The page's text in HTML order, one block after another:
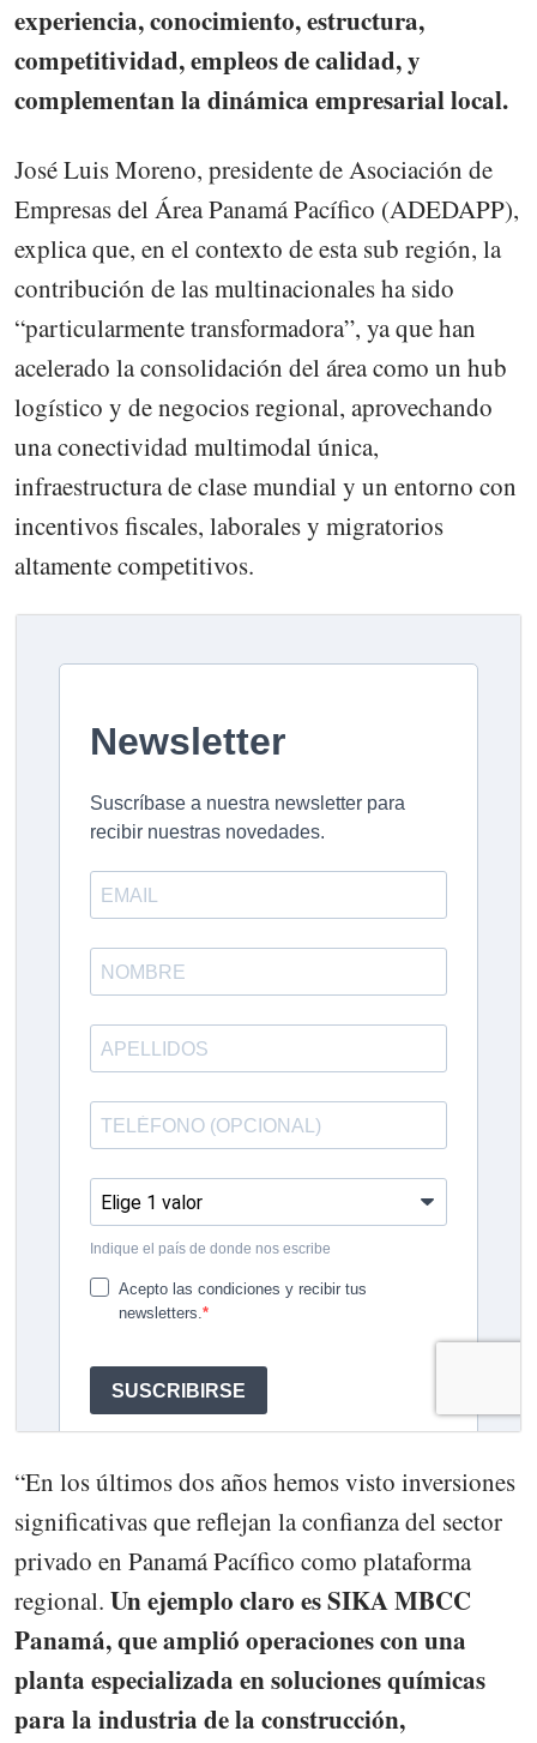
experiencia, conocimiento, estructura,
competitividad, empleos de calidad, y
complementan la dinámica empresarial local.
José Luis Moreno, presidente de Asociación de
Empresas del Área Panamá Pacífico (ADEDAPP),
explica que, en el contexto de esta sub región, la
contribución de las multinacionales ha sido
“particularmente transformadora”, ya que han
acelerado la consolidación del área como un hub
logístico y de negocios regional, aprovechando
una conectividad multimodal única,
infraestructura de clase mundial y un entorno con
incentivos fiscales, laborales y migratorios
altamente competitivos.
“En los últimos dos años hemos visto inversiones
significativas que reflejan la confianza del sector
privado en Panamá Pacífico como plataforma
regional. Un ejemplo claro es SIKA MBCC
Panamá, que amplió operaciones con una
planta especializada en soluciones químicas
para la industria de la construcción,